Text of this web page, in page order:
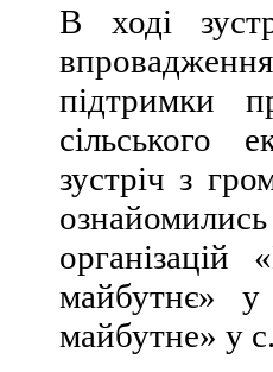
В ході
підтримки
сільського
зустріч з
організацій
майбутнє» у
майбутне» у